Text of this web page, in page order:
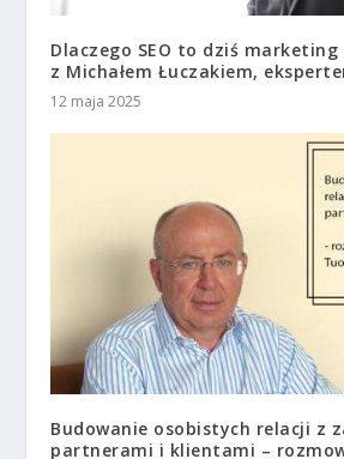
Dlaczego SEO to dziś marketing
z Michałem Łuczakiem,
12 maja 2025
Budowanie osobistych relacji z
partnerami i klientami –